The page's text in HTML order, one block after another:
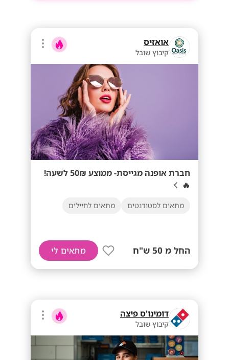
אואזיס
קיבוץ שובל
חברת אופנה מגייסת- ממוצע 50₪ לשעה!
🔥
מתאים לסטודנטים מתאים לחיילים
החל מ 50 ש"ח מתאים לי
דומינו'ס פיצה
קיבוץ שובל